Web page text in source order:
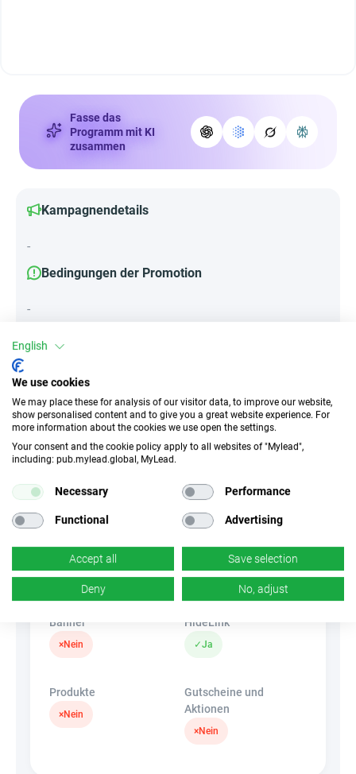
Fasse das
Programm mit KI
zusammen
Kampagnendetails
-
Bedingungen der Promotion
-
Attribute
||Geräte||
Mobile Geräte
Desktop Tablet
Unerlaubter
298.81 EUR
k.A.
✓Ja
Banner
×Nein
HideLink
✓Ja
Produkte
×Nein
Gutscheine und
Aktionen
×Nein
English
We use cookies
We may place these for analysis of our visitor data, to improve our website,
show personalised content and to give you a great website experience. For
more information about the cookies we use open the settings.
Your consent and the cookie policy apply to all websites of "Mylead",
including: pub.mylead.global, MyLead.
Necessary Performance
Functional Advertising
Accept all Save selection
Deny No, adjust